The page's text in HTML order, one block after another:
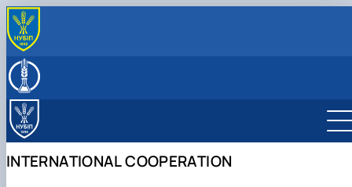
ПРО КАФЕДРУ
Співпраця
Міжнародна співпраця
Методичні рекомендації до виконання
курсового проекту
Освітньо-професійна програма "Охорона та
технології відновлення грунтів"
Навчальні дисципліни
Навчальні практики
Науковий гурток "Грунтознавець"
Науковий гурток "Меліоратор"
Наукові проекти кафедри
Наукова робота кафедри
Конференції і семінари
INTERNATIONAL COOPERATION